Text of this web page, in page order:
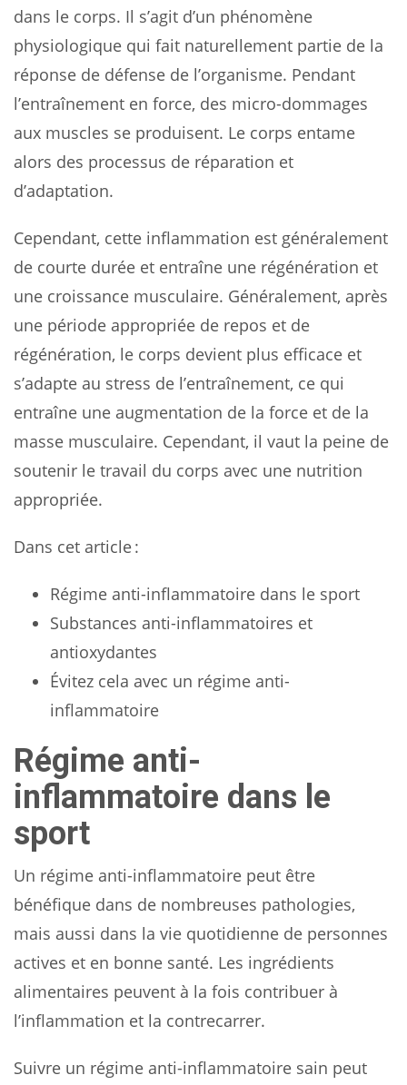
dans le corps. Il s’agit d’un phénomène
physiologique qui fait naturellement partie de la
réponse de défense de l’organisme. Pendant
l’entraînement en force, des micro-dommages
aux muscles se produisent. Le corps entame
alors des processus de réparation et
d’adaptation.
Cependant, cette inflammation est généralement
de courte durée et entraîne une régénération et
une croissance musculaire. Généralement, après
une période appropriée de repos et de
régénération, le corps devient plus efficace et
s’adapte au stress de l’entraînement, ce qui
entraîne une augmentation de la force et de la
masse musculaire. Cependant, il vaut la peine de
soutenir le travail du corps avec une nutrition
appropriée.
Dans cet article :
Régime anti-inflammatoire dans le sport
Substances anti-inflammatoires et
antioxydantes
Évitez cela avec un régime anti-
inflammatoire
Régime anti-
inflammatoire dans le
sport
Un régime anti-inflammatoire peut être
bénéfique dans de nombreuses pathologies,
mais aussi dans la vie quotidienne de personnes
actives et en bonne santé. Les ingrédients
alimentaires peuvent à la fois contribuer à
l’inflammation et la contrecarrer.
Suivre un régime anti-inflammatoire sain peut